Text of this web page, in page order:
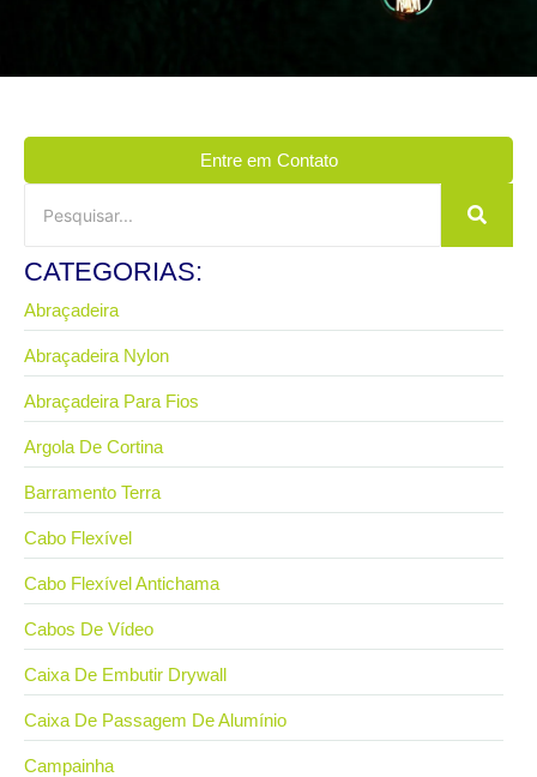
Entre em Contato
CATEGORIAS:
Abraçadeira
Abraçadeira Nylon
Abraçadeira Para Fios
Argola De Cortina
Barramento Terra
Cabo Flexível
Cabo Flexível Antichama
Cabos De Vídeo
Caixa De Embutir Drywall
Caixa De Passagem De Alumínio
Campainha